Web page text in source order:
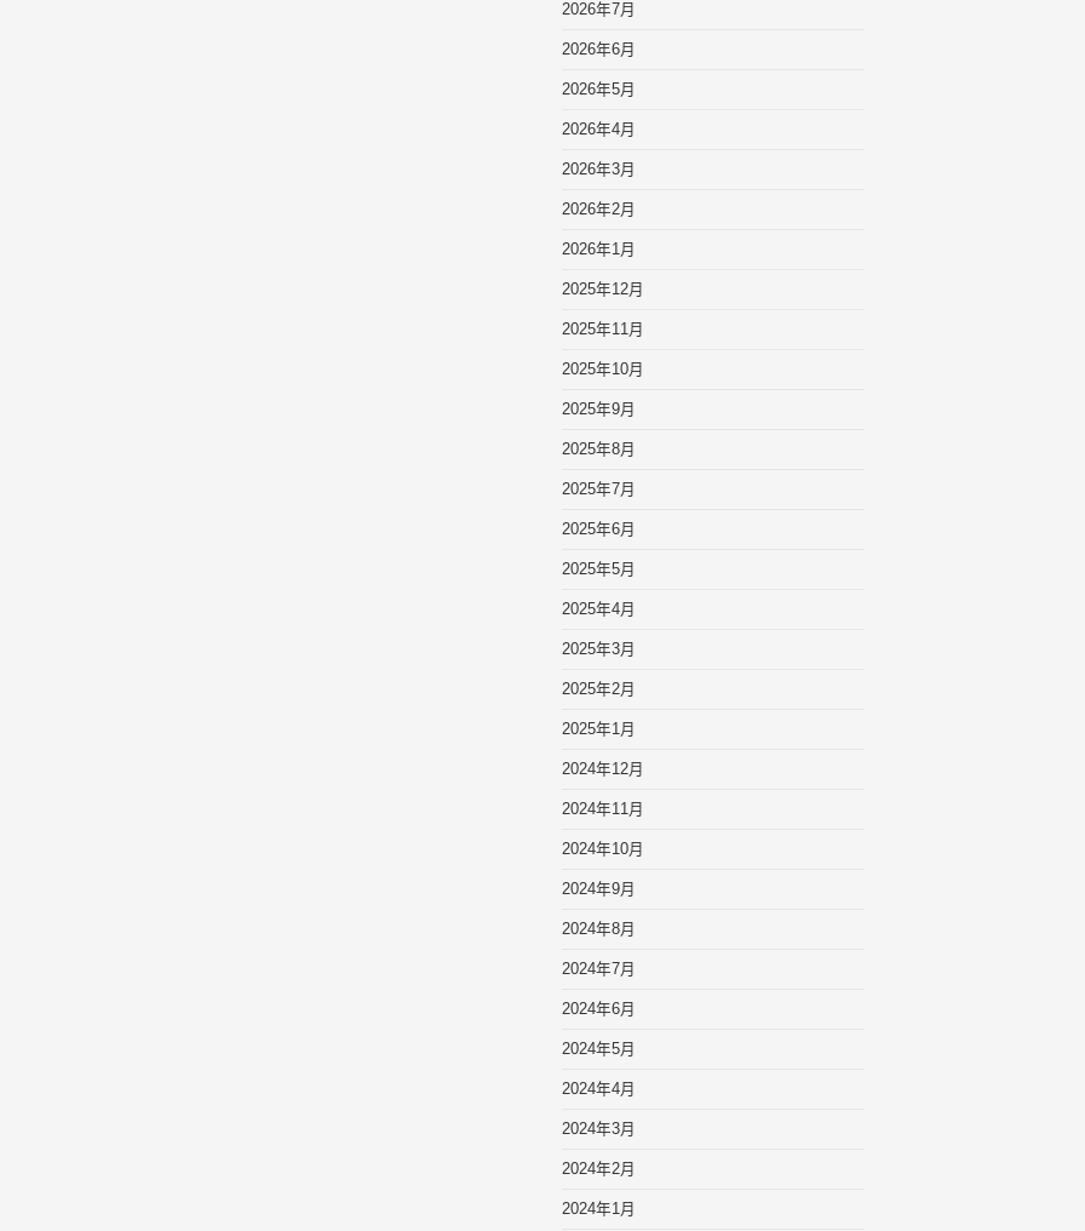
2026年7月
2026年6月
2026年5月
2026年4月
2026年3月
2026年2月
2026年1月
2025年12月
2025年11月
2025年10月
2025年9月
2025年8月
2025年7月
2025年6月
2025年5月
2025年4月
2025年3月
2025年2月
2025年1月
2024年12月
2024年11月
2024年10月
2024年9月
2024年8月
2024年7月
2024年6月
2024年5月
2024年4月
2024年3月
2024年2月
2024年1月